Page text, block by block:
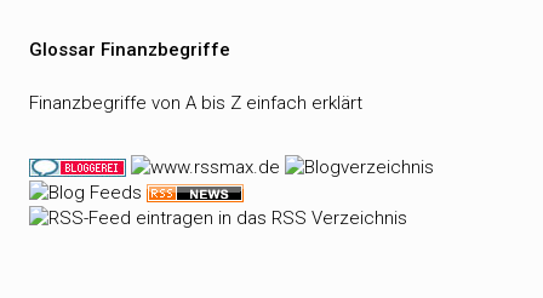
Glossar Finanzbegriffe
Finanzbegriffe von A bis Z einfach erklärt